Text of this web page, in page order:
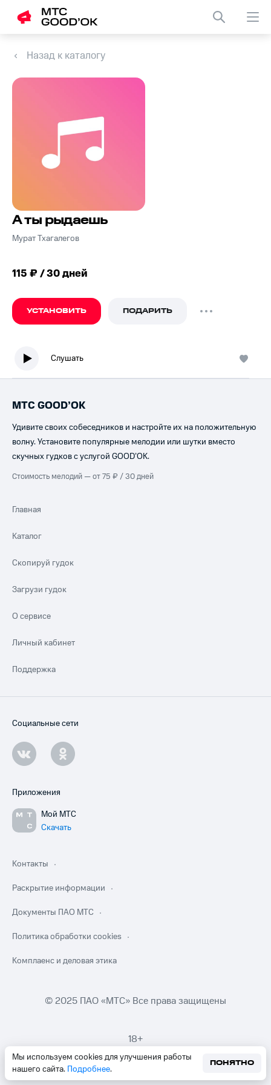
Назад к каталогу
А ты рыдаешь
Мурат Тхагалегов
115 ₽ / 30 дней
УСТАНОВИТЬ ПОДАРИТЬ
Слушать
Мы используем cookies для улучшения работы
нашего сайта. Подробнее.
ПОНЯТНО
МТС GOOD’OK
Удивите своих собеседников и настройте их на положительную
волну. Установите популярные мелодии или шутки вместо
скучных гудков с услугой GOOD’OK.
Стоимость мелодий — от 75 ₽ / 30 дней
Главная
Каталог
Скопируй гудок
Загрузи гудок
О сервисе
Личный кабинет
Поддержка
Социальные сети
Приложения
Мой МТС
Скачать
Контакты
Раскрытие информации
Документы ПАО МТС
Политика обработки cookies
Комплаенс и деловая этика
© 2025 ПАО «МТС» Все права защищены
18+